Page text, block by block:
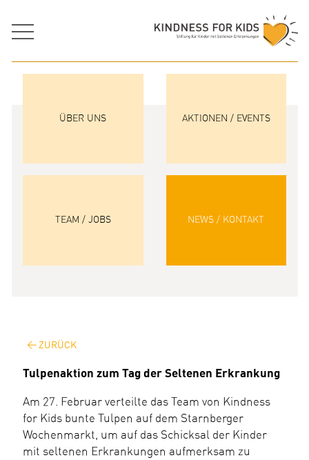
ÜBER UNS AKTIONEN / EVENTS
TEAM / JOBS NEWS / KONTAKT
ZURÜCK
Tulpenaktion zum Tag der Seltenen Erkrankung
Am 27. Februar verteilte das Team von Kindness
for Kids bunte Tulpen auf dem Starnberger
Wochenmarkt, um auf das Schicksal der Kinder
mit seltenen Erkrankungen aufmerksam zu